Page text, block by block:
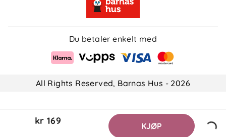
Du betaler enkelt med
All Rights Reserved, Barnas Hus - 2026
kr 169 KJØP